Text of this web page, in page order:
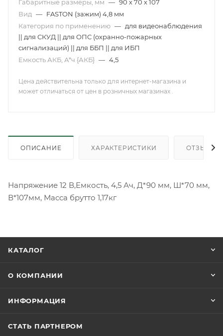
Габаритные размеры, мм — 90 х 70 х 107
Вид — FASTON (зажим) 4,8 мм
Категория по применению — для видеонаблюдения
|| для СКУД || для ОПС (охранно-пожарных
сигнализаций) || для ББП || для ИБП
Емкость АКБ, А*ч {АКБ} — 4,5
Цена действительна только для интернет-магазина и
может отличаться от цен в розничных магазинах .
ОПИСАНИЕ ХАРАКТЕРИСТИКИ ОТЗЫВЫ
Напряжение 12 В,Емкость, 4,5 Ач, Д*90 мм, Ш*70 мм,
В*107мм, Масса брутто 1,17кг
КАТАЛОГ
О КОМПАНИИ
ИНФОРМАЦИЯ
СТАТЬ ПАРТНЕРОМ